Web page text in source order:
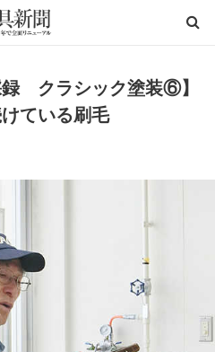
録 クラシック塗装⑥】
ている刷毛